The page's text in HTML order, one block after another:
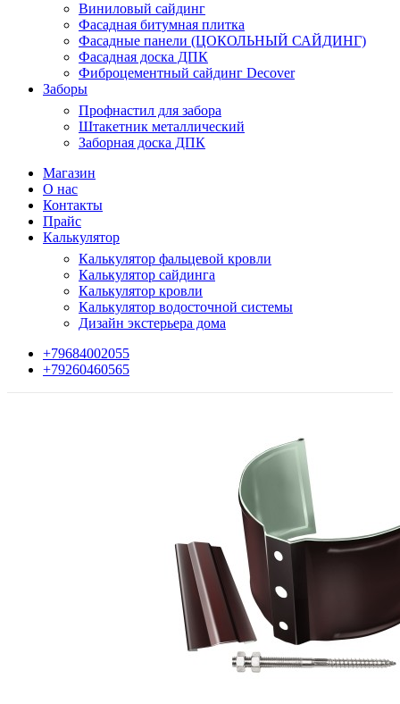
Виниловый сайдинг
Фасадная битумная плитка
Фасадные панели (ЦОКОЛЬНЫЙ САЙДИНГ)
Фасадная доска ДПК
Фиброцементный сайдинг Decover
Заборы
Профнастил для забора
Штакетник металлический
Заборная доска ДПК
Магазин
О нас
Контакты
Прайс
Калькулятор
Калькулятор фальцевой кровли
Калькулятор сайдинга
Калькулятор кровли
Калькулятор водосточной системы
Дизайн экстерьера дома
+79684002055
+79260460565